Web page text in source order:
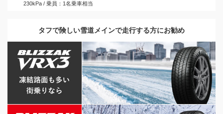
230kPa / 乗員：1名乗車相当
タフで険しい雪道メインで走行する方にお勧め